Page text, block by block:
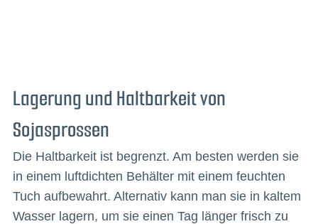
Lagerung und Haltbarkeit von
Sojasprossen
Die Haltbarkeit ist begrenzt. Am besten werden sie
in einem luftdichten Behälter mit einem feuchten
Tuch aufbewahrt. Alternativ kann man sie in kaltem
Wasser lagern, um sie einen Tag länger frisch zu